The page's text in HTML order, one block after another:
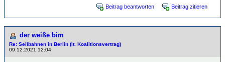
Beitrag beantworten Beitrag zitieren
der weiße bim
Re: Seilbahnen in Berlin (lt. Koalitionsvertrag)
09.12.2021 12:04